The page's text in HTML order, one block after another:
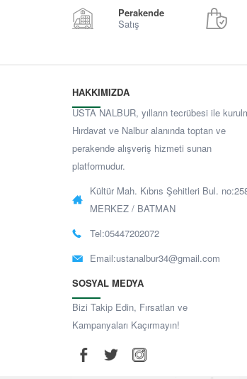
Perakende
Satış
HAKKIMIZDA
USTA NALBUR, yılların tecrübesi ile
Hırdavat ve Nalbur alanında toptan ve
perakende alışveriş hizmeti sunan
platformudur.
Kültür Mah. Kıbrıs Şehitleri Bul.
MERKEZ / BATMAN
Tel:05447202072
Email:ustanalbur34@gmail.com
SOSYAL MEDYA
Bizi Takip Edin, Fırsatları ve
Kampanyaları Kaçırmayın!